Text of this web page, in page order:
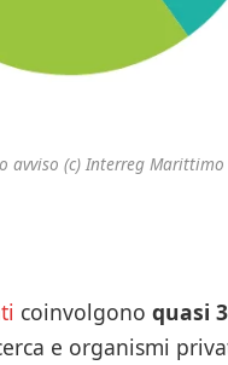
avviso (c) Interreg Marittimo
coinvolgono quasi
e organismi